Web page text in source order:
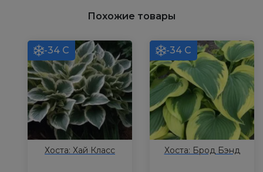
Похожие товары
-34 С
Хоста: Хай Класс
-34 С
Хоста: Брод Бэнд